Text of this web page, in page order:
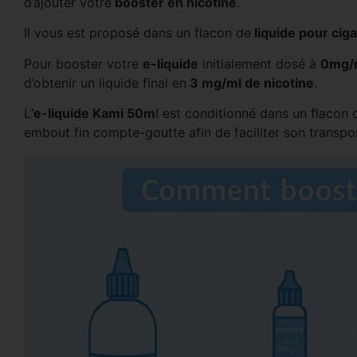
Il vous est proposé dans un flacon de liquide pour
Pour booster votre e-liquide initialement dosé à 0mg/
d’obtenir un liquide final en 3 mg/ml de nicotine.
L ’e-liquide Kami 50ml est conditionné dans un flacon
embout fin compte-goutte afin de faciliter son